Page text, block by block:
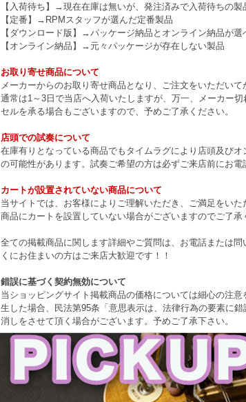
【入荷待ち】→現在在庫は無いが、発注済みで入荷待ちの製
【定番】→RPMスタッフが選んだ定番製品
【ダウンロード版】→パッケージ納品とオンライン納品が
【オンライン納品】→元々パッケージが存在しない製品
お取り寄せ商品について
メーカーからのお取り寄せ商品となり、ご注文をいただいて
通常は1～3日で当店へ入荷いたしますが、万一、メーカー
セルを承る場合もございますので、予めご了承ください。
店頭での試奏について
在庫有りとなっている商品でもタイムラグにより店頭及び
の可能性があります。試奏ご希望の方は必ずご来店前にお電
カートが設置されていない商品について
当サイトでは、お客様によりご理解いただき、ご満足をい
商品にカートを設置していない場合がございますのでご了承
全ての掲載商品に関します詳細やご質問は、お電話または
くにお住まいの方はご来店大歓迎です！！
錯誤に基づく契約無効について
当ショッピングサイト掲載商品の価格については細心の注
生した場合、民法第95条「意思表示は、法律行為の要素に
消しをさせて頂く場合がございます。予めご了承下さい。